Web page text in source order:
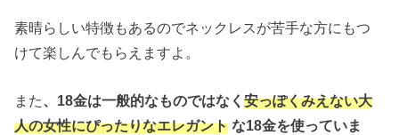
素晴らしい特徴もあるのでネックレスが苦手な方にもつ
けて楽しんでもらえますよ。
また、 18金は一般的なものではなく安っぽくみえない大
人の女性にぴったりなエレガント な18金を使っていま